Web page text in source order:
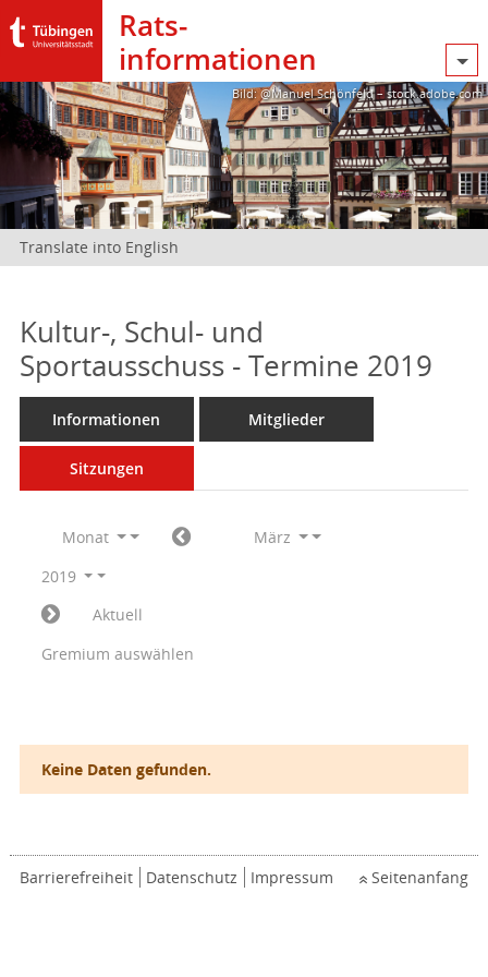
Rats­
informationen
Bild: @Manuel Schönfeld – stock.adobe.com
Translate into English
Kultur-, Schul- und
Sportausschuss - Termine 2019
Informationen Mitglieder
Sitzungen
Monat
März
2019
Aktuell
Gremium auswählen
Keine Daten gefunden.
Barrierefreiheit Datenschutz Impressum Seitenanfang